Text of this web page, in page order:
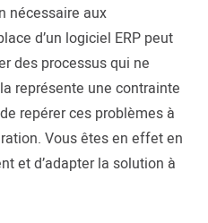
nécessaire aux
d’un logiciel ERP peut
des processus qui ne
représente une contrainte
repérer ces problèmes à
Vous êtes en effet en
et d’adapter la solution à